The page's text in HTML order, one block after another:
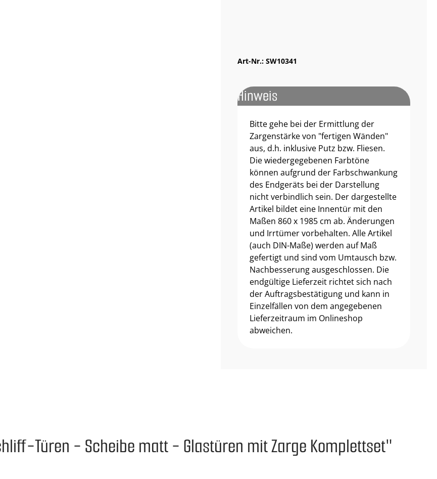
Art-Nr.: SW10341
Hinweis
Bitte gehe bei der Ermittlung der
Zargenstärke von "fertigen Wänden"
aus, d.h. inklusive Putz bzw. Fliesen.
Die wiedergegebenen Farbtöne
können aufgrund der Farbschwankung
des Endgeräts bei der Darstellung
nicht verbindlich sein. Der dargestellte
Artikel bildet eine Innentür mit den
Maßen 860 x 1985 cm ab. Änderungen
und Irrtümer vorbehalten. Alle Artikel
(auch DIN-Maße) werden auf Maß
gefertigt und sind vom Umtausch bzw.
Nachbesserung ausgeschlossen. Die
endgültige Lieferzeit richtet sich nach
der Auftragsbestätigung und kann in
Einzelfällen von dem angegebenen
Lieferzeitraum im Onlineshop
abweichen.
Türen - Scheibe matt - Glastüren mit Zarge Komplettset"